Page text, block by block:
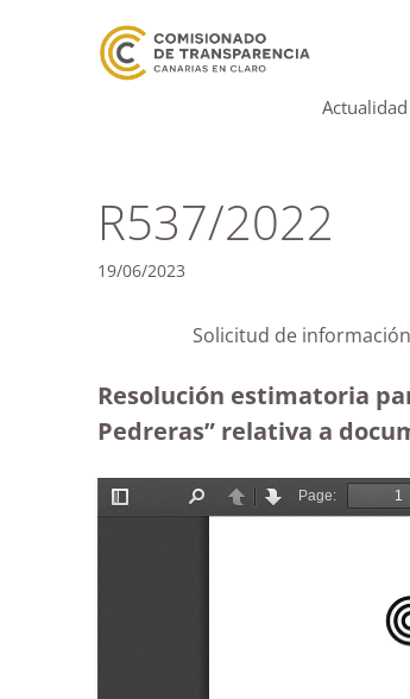
Actualidad
R537/2022
19/06/2023
Solicitud de
Resolución estimatoria
Pedreras” relativa a